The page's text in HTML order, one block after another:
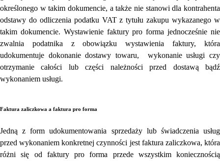
określonego w takim dokumencie, a także nie stanowi dla kontrahenta
odstawy do odliczenia podatku VAT z tytułu zakupu wykazanego w
takim dokumencie. Wystawienie faktury pro forma jednocześnie nie
zwalnia podatnika z obowiązku wystawienia faktury, która
udokumentuje dokonanie dostawy towaru, wykonanie usługi czy
otrzymanie całości lub części należności przed dostawą bądź
wykonaniem usługi.
Faktura zaliczkowa a faktura pro forma
Jedną z form udokumentowania sprzedaży lub świadczenia usług
przed wykonaniem konkretnej czynności jest faktura zaliczkowa, która
różni się od faktury pro forma przede wszystkim koniecznością